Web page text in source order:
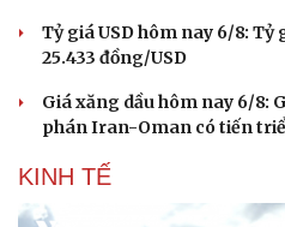
Tỷ giá USD hôm nay 6/8:
25.433 đồng/USD
Giá xăng dầu hôm nay 6/8:
phán Iran-Oman có tiến
KINH TẾ